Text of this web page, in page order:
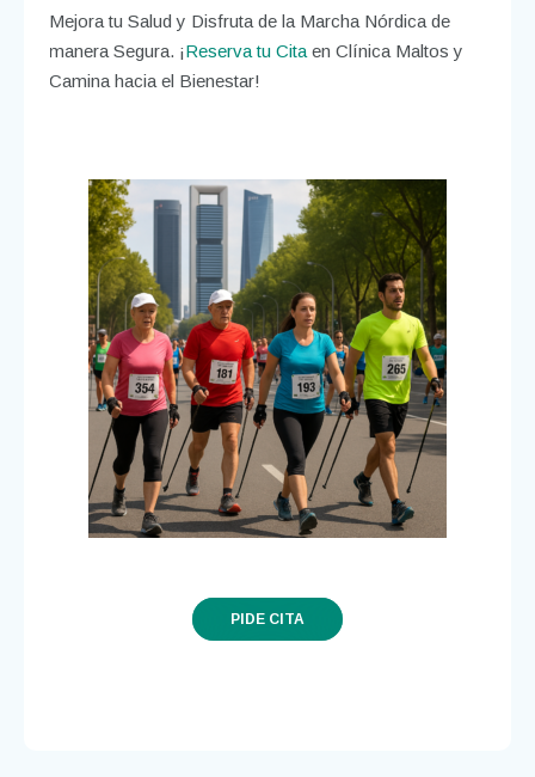
Mejora tu Salud y Disfruta de la Marcha Nórdica de
manera Segura. ¡Reserva tu Cita en Clínica Maltos y
Camina hacia el Bienestar!
PIDE CITA